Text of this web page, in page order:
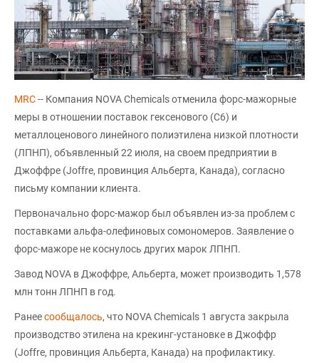
MRC-- Компания NOVA Chemicals отменила форс-мажорные
меры в отношении поставок гексенового (C6) и
металлоценового линейного полиэтилена низкой плотности
(ЛПНП), объявленный 22 июля, на своем предприятии в
Джоффре (Joffre, провинция Альберта, Канада), согласно
письму компании клиента.
Первоначально форс-мажор был объявлен из-за проблем с
поставками альфа-олефиновых сомономеров. Заявление о
форс-мажоре не коснулось других марок ЛПНП.
Завод NOVA в Джоффре, Альберта, может производить 1,578
млн тонн ЛПНП в год.
Ранеесообщалось, что NOVA Chemicals 1 августа закрыла
производство этилена на крекинг-установке в Джоффр
(Joffre, провинция Альберта, Канада) на профилактику.